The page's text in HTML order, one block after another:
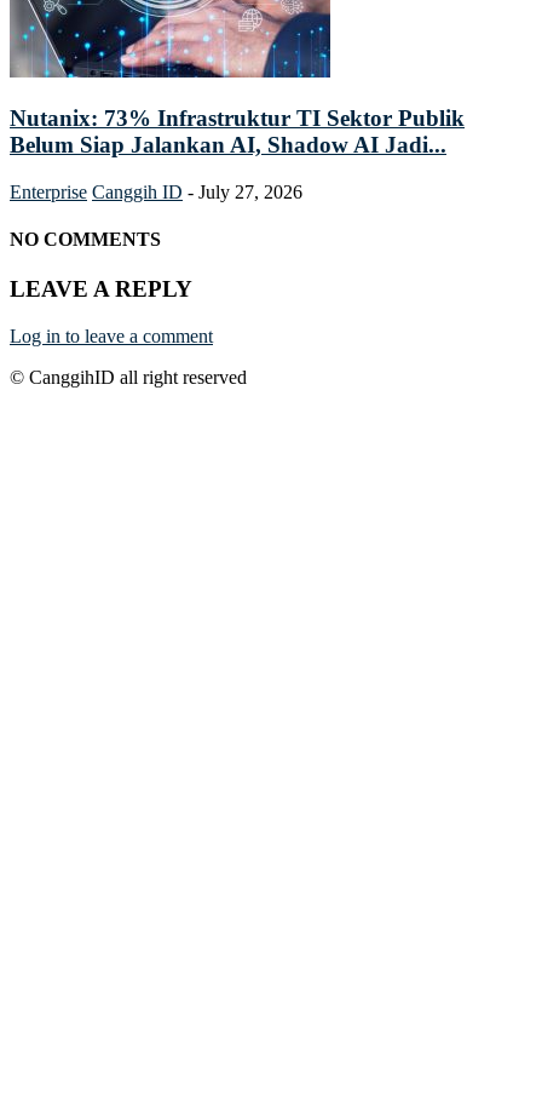
Nutanix: 73% Infrastruktur TI Sektor Publik
Belum Siap Jalankan AI, Shadow AI Jadi...
Enterprise Canggih ID - July 27, 2026
NO COMMENTS
LEAVE A REPLY
Log in to leave a comment
© CanggihID all right reserved